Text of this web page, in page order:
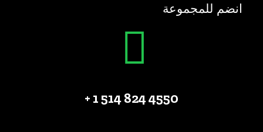
انضم للمجموعة
4550 824 514 1 +